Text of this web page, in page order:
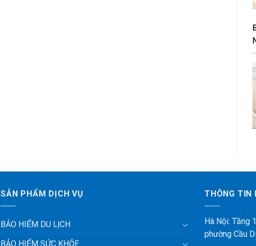
SẢN PHẨM DỊCH VỤ
BẢO HIỂM DU LỊCH
BẢO HIỂM SỨC KHỎE
THÔNG TIN
Hà Nội: Tầng
phường Cầu